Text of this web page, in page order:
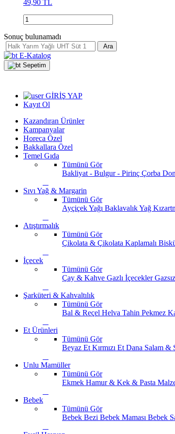
49,90 TL
Sonuç bulunamadı
Ara
E-Katalog
Sepetim
GİRİŞ YAP
Kayıt Ol
Kazandıran Ürünler
Kampanyalar
Horeca Özel
Bakkallara Özel
Temel Gıda
Tümünü Gör
Bakliyat - Bulgur - Pirinç Çorba
Sıvı Yağ & Margarin
Tümünü Gör
Ayçiçek Yağı Baklavalık Yağ
Atıştırmalık
Tümünü Gör
Çikolata & Çikolata Kaplamalı
İçecek
Tümünü Gör
Çay & Kahve Gazlı İçecekler
Şarküteri & Kahvaltılık
Tümünü Gör
Bal & Reçel Helva Tahin Pekmez
Et Ürünleri
Tümünü Gör
Beyaz Et Kırmızı Et Dana Salam &
Unlu Mamüller
Tümünü Gör
Ekmek Hamur & Kek & Pasta
Bebek
Tümünü Gör
Bebek Bezi Bebek Maması Bebek